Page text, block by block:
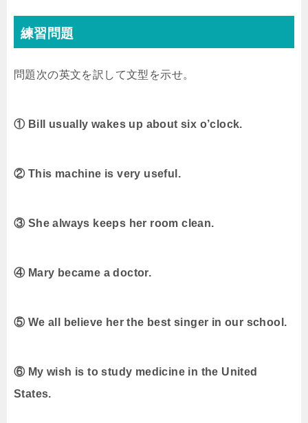
練習問題
問題次の英文を訳して文型を示せ。
① Bill usually wakes up about six o’clock.
② This machine is very useful.
③ She always keeps her room clean.
④ Mary became a doctor.
⑤ We all believe her the best singer in our school.
⑥ My wish is to study medicine in the United
States.